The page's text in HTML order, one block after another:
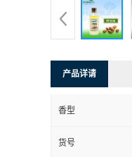
产品详请
香型
货号